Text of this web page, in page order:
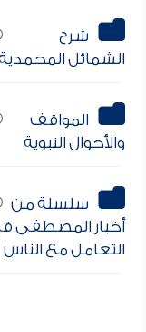
شرح
الشمائل
المواقف
والأحوال النبوية
سلسلة من
أخبار المصطفى
التعامل مع الناس